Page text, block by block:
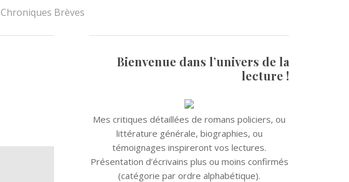
Chroniques Brèves
Bienvenue dans l’univers de la
lecture !
Mes critiques détaillées de romans policiers, ou
littérature générale, biographies, ou
témoignages inspireront vos lectures.
Présentation d’écrivains plus ou moins confirmés
(catégorie par ordre alphabétique).